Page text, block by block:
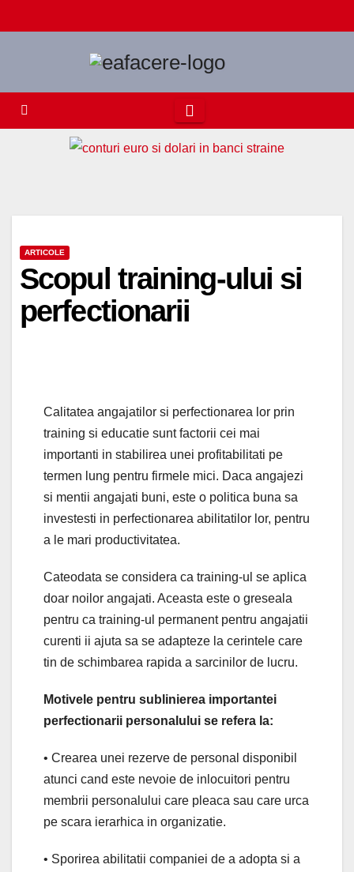
to
ARTICOLE
Scopul training-ului si
perfectionarii
Calitatea angajatilor si perfectionarea lor prin
training si educatie sunt factorii cei mai
importanti in stabilirea unei profitabilitati pe
termen lung pentru firmele mici. Daca angajezi
si mentii angajati buni, este o politica buna sa
investesti in perfectionarea abilitatilor lor, pentru
a le mari productivitatea.
Cateodata se considera ca training-ul se aplica
doar noilor angajati. Aceasta este o greseala
pentru ca training-ul permanent pentru angajatii
curenti ii ajuta sa se adapteze la cerintele care
tin de schimbarea rapida a sarcinilor de lucru.
Motivele pentru sublinierea importantei
perfectionarii personalului se refera la:
• Crearea unei rezerve de personal disponibil
atunci cand este nevoie de inlocuitori pentru
membrii personalului care pleaca sau care urca
pe scara ierarhica in organizatie.
• Sporirea abilitatii companiei de a adopta si a